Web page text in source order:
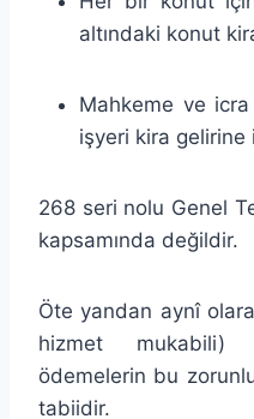
altındaki konut
Mahkeme ve
işyeri kira
268 seri nolu Genel
kapsamında değildir.
Öte yandan aynî
hizmet mukabili)
ödemelerin bu
tabiidir.